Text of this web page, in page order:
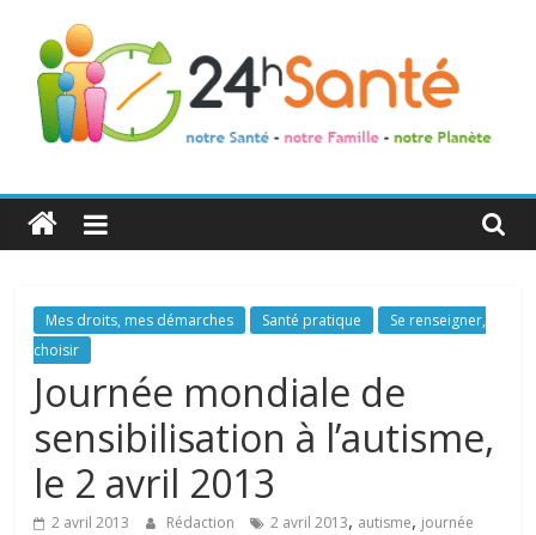
24h
Santé
La
santé
de
toute
famille
Mes droits, mes démarches Santé pratique
Se renseigner,
choisir
Journée mondiale de
sensibilisation à l’autisme,
le 2 avril 2013
2 avril 2013 Rédaction 2 avril 2013, autisme, journée